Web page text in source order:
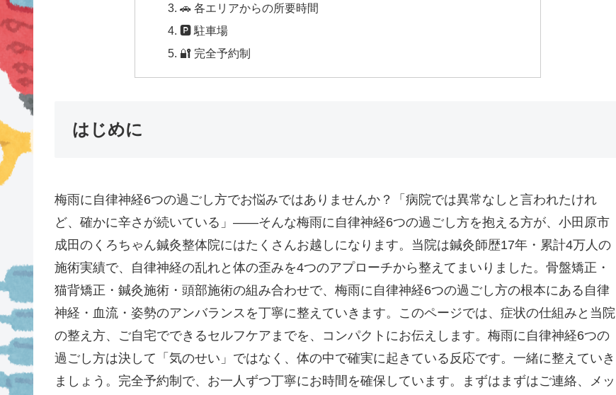
🚗 各エリアからの所要時間
🅿 駐車場
🔐 完全予約制
はじめに
梅雨に自律神経6つの過ごし方でお悩みではありませんか？「病院では異常なしと言われたけれ
ど、確かに辛さが続いている」——そんな梅雨に自律神経6つの過ごし方を抱える方が、小田原市
成田のくろちゃん鍼灸整体院にはたくさんお越しになります。当院は鍼灸師歴17年・累計4万人の
施術実績で、自律神経の乱れと体の歪みを4つのアプローチから整えてまいりました。骨盤矯正・
猫背矯正・鍼灸施術・頭部施術の組み合わせで、梅雨に自律神経6つの過ごし方の根本にある自律
神経・血流・姿勢のアンバランスを丁寧に整えていきます。このページでは、症状の仕組みと当院
の整え方、ご自宅でできるセルフケアまでを、コンパクトにお伝えします。梅雨に自律神経6つの
過ごし方は決して「気のせい」ではなく、体の中で確実に起きている反応です。一緒に整えていき
ましょう。完全予約制で、お一人ずつ丁寧にお時間を確保しています。まずはまずはご連絡、メッ